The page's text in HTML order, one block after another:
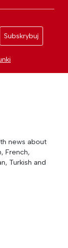
Subskrybuj
news about
French,
Turkish and